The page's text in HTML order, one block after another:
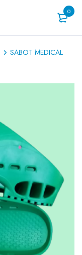
0
SABOT MEDICAL